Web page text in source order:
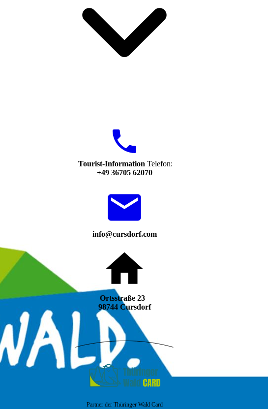
Tourist-Information Telefon:
+49 36705 62070
info@cursdorf.com
Ortsstraße 23
98744 Cursdorf
Partner der Thüringer Wald Card